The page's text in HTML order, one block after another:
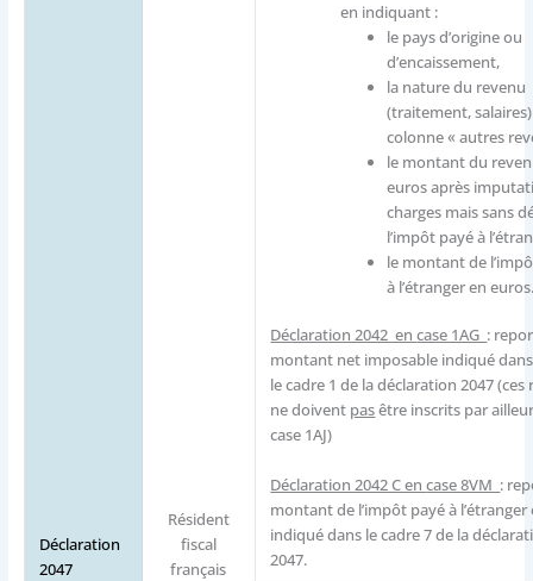
Déclaration
2047
Résident
fiscal
français
en indiquant :
le pays d’origine ou
d’encaissement,
la nature du revenu
(traitement,
colonne « autres
le montant du
euros après
charges mais sans
l’impôt payé à
le montant de
à l’étranger en euros.
Déclaration 2042 encase 1AG :
montant net imposable indiqué dans
le cadre 1 de la déclaration 2047 (ces
ne doivent pasêtre inscrits par
case 1AJ)
Déclaration 2042 C encase 8VM :
montant de l’impôt payé à l’étranger
indiqué dans le cadre 7 de la
2047.